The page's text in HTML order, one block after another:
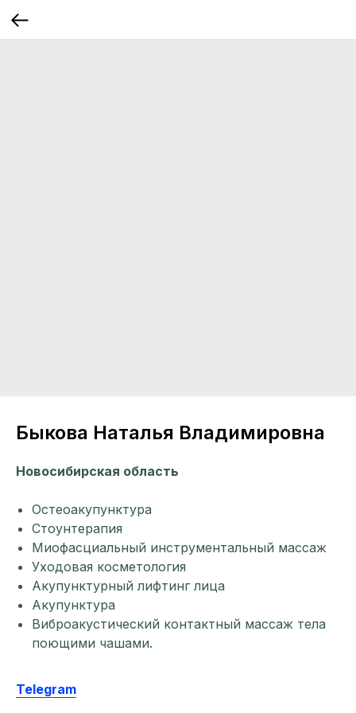
Быкова Наталья Владимировна
Новосибирская область
Остеоакупунктура
Стоунтерапия
Миофасциальный инструментальный массаж
Уходовая косметология
Акупунктурный лифтинг лица
Акупунктура
Виброакустический контактный массаж тела
поющими чашами.
Telegram